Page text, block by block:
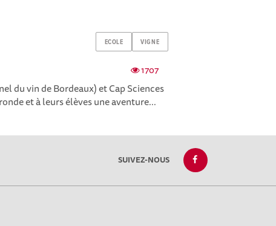
ECOLE VIGNE
1707
du vin de Bordeaux) et Cap Sciences
et à leurs élèves une aventure...
SUIVEZ-NOUS